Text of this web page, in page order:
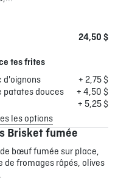
24,50 $
tes frites
d'oignons
+ 2,75 $
patates douces
+ 4,50 $
+ 5,25 $
les options
Brisket fumée
bœuf fumée sur place,
de fromages râpés, olives